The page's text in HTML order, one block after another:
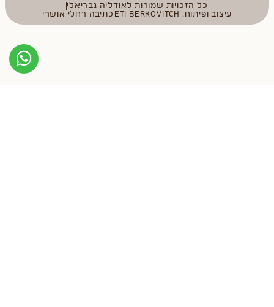
כל הזכויות שמורות לאודליה גבריאלי
עיצוב ופיתוח: ETI BERKOVITCH
כתיבה רחלי אושרי